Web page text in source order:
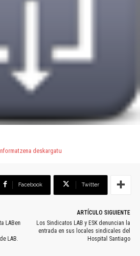
deskargatu
Facebook Twitter
LABen
LAB.
ARTÍCULO SIGUIENTE
Los Sindicatos LAB y ESK denuncian la
entrada en sus locales sindicales del
Hospital Santiago